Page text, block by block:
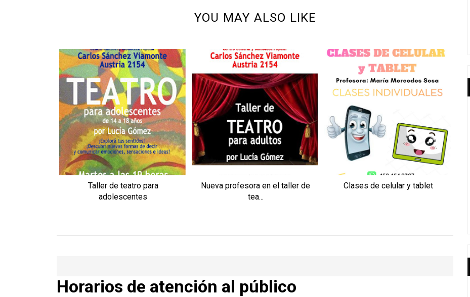
YOU MAY ALSO LIKE
Taller de teatro para
adolescentes
Nueva profesora en el taller de
tea...
Clases de celular y tablet
Horarios de atención al público